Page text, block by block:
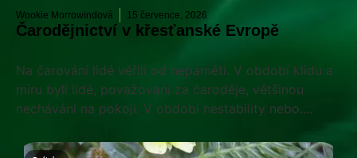
Wookie Morrowindová 15 července, 2026
Čarodějnictví v křesťanské Evropě
Na čarování lidé věřili od nepaměti. V období klidu a
míru byli lidé, považovaní za čaroděje, většinou
necháváni na pokoji. V období nestability nebo....